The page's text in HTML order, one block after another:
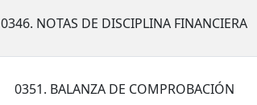
0346. NOTAS DE DISCIPLINA FINANCIERA
0351. BALANZA DE COMPROBACIÓN